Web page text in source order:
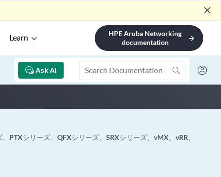
close
Learn
HPE Aruba Networking
documentation
arrow_forward
Ask AI
PTXシリーズ、QFXシリーズ、SRXシリーズ、vMX、vRR、